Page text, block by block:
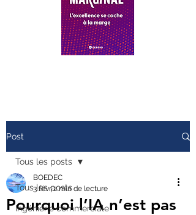
Post
Tous les posts
Ingénierie commerciale
Tous les posts
Pourquoi l’IA n’est pas
BOEDEC
3 févr.2 min de lecture